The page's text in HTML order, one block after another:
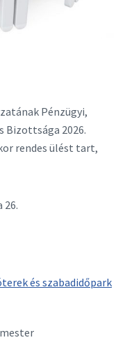
Pénzügyi,
Bizottsága 2026.
rendes ülést tart,
26.
és szabadidőpark